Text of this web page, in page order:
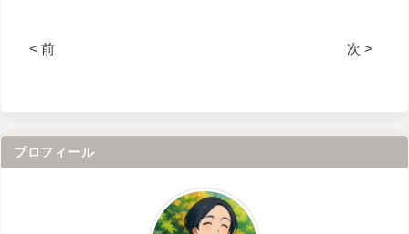
< 前 次 >
プロフィール